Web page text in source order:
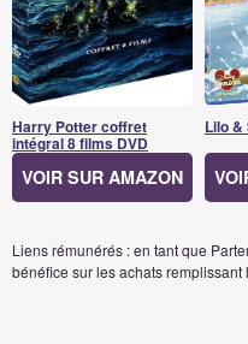
Harry Potter coffret
intégral 8 films DVD
VOIR SUR AMAZON
Lilo &
Liens rémunérés : en tant que
bénéfice sur les achats